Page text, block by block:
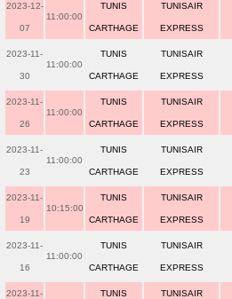
2023-12-
07
11:00:00
TUNIS
CARTHAGE
TUNISAIR
EXPRESS
2023-11-
30
11:00:00
TUNIS
CARTHAGE
TUNISAIR
EXPRESS
2023-11-
26
11:00:00
TUNIS
CARTHAGE
TUNISAIR
EXPRESS
2023-11-
23
11:00:00
TUNIS
CARTHAGE
TUNISAIR
EXPRESS
2023-11-
19
10:15:00
TUNIS
CARTHAGE
TUNISAIR
EXPRESS
2023-11-
16
11:00:00
TUNIS
CARTHAGE
TUNISAIR
EXPRESS
2023-11- TUNIS TUNISAIR